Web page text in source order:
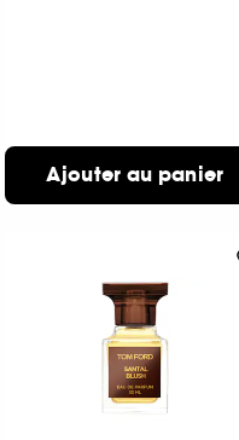
Ajouter au panier